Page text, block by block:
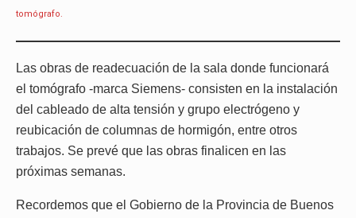
tomógrafo.
Las obras de readecuación de la sala donde funcionará
el tomógrafo -marca Siemens- consisten en la instalación
del cableado de alta tensión y grupo electrógeno y
reubicación de columnas de hormigón, entre otros
trabajos. Se prevé que las obras finalicen en las
próximas semanas.
Recordemos que el Gobierno de la Provincia de Buenos